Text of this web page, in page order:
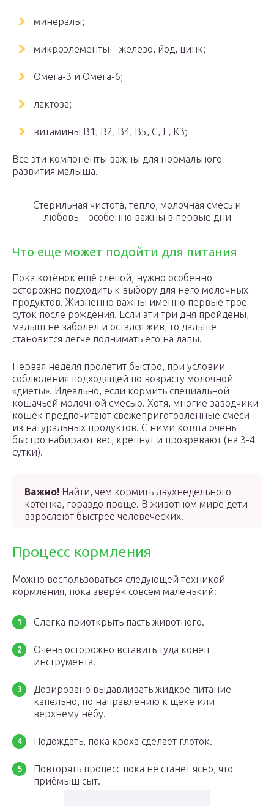
минералы;
микроэлементы – железо, йод, цинк;
Омега-3 и Омега-6;
лактоза;
витамины В1, В2, В4, В5, С, Е, К3;
Все эти компоненты важны для нормального
развития малыша.
Стерильная чистота, тепло, молочная смесь и
любовь – особенно важны в первые дни
Что еще может подойти для питания
Пока котёнок ещё слепой, нужно особенно
осторожно подходить к выбору для него молочных
продуктов. Жизненно важны именно первые трое
суток после рождения. Если эти три дня пройдены,
малыш не заболел и остался жив, то дальше
становится легче поднимать его на лапы.
Первая неделя пролетит быстро, при условии
соблюдения подходящей по возрасту молочной
«диеты». Идеально, если кормить специальной
кошачьей молочной смесью. Хотя, многие заводчики
кошек предпочитают свежеприготовленные смеси
из натуральных продуктов. С ними котята очень
быстро набирают вес, крепнут и прозревают (на 3-4
сутки).
Важно! Найти, чем кормить двухнедельного
котёнка, гораздо проще. В животном мире дети
взрослеют быстрее человеческих.
Процесс кормления
Можно воспользоваться следующей техникой
кормления, пока зверёк совсем маленький:
Слегка приоткрыть пасть животного.
Очень осторожно вставить туда конец
инструмента.
Дозировано выдавливать жидкое питание –
капельно, по направлению к щеке или
верхнему нёбу.
Подождать, пока кроха сделает глоток.
Повторять процесс пока не станет ясно, что
приёмыш сыт.